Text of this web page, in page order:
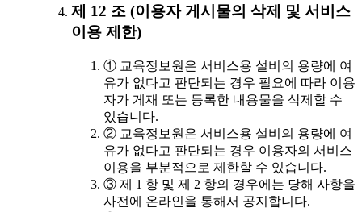
제 12 조 (이용자 게시물의 삭제 및 서비스
이용 제한)
① 교육정보원은 서비스용 설비의 용량에 여
유가 없다고 판단되는 경우 필요에 따라 이용
자가 게재 또는 등록한 내용물을 삭제할 수
있습니다.
② 교육정보원은 서비스용 설비의 용량에 여
유가 없다고 판단되는 경우 이용자의 서비스
이용을 부분적으로 제한할 수 있습니다.
③ 제 1 항 및 제 2 항의 경우에는 당해 사항을
사전에 온라인을 통해서 공지합니다.